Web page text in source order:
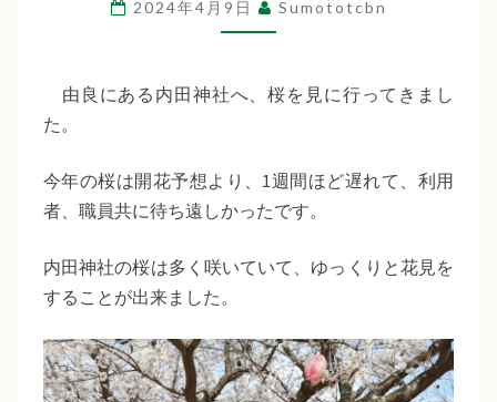
洲
た
ば
な
福
会
ば
『内
田
社
の
花
2024年4月9日 Sumototcbn
由良にある内田神社へ、桜を見に行ってきまし
た。
今年の桜は開花予想より、1週間ほど遅れて、利用
者、職員共に待ち遠しかったです。
内田神社の桜は多く咲いていて、ゆっくりと花見を
することが出来ました。